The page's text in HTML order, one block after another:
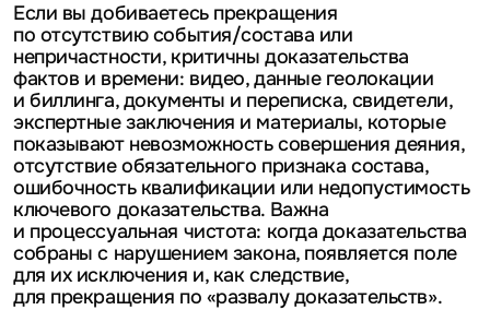
Если вы добиваетесь прекращения
по отсутствию события/состава или
непричастности, критичны доказательства
фактов и времени: видео, данные геолокации
и биллинга, документы и переписка, свидетели,
экспертные заключения и материалы, которые
показывают невозможность совершения деяния,
отсутствие обязательного признака состава,
ошибочность квалификации или недопустимость
ключевого доказательства. Важна
и процессуальная чистота: когда доказательства
собраны с нарушением закона, появляется поле
для их исключения и, как следствие,
для прекращения по «развалу доказательств».